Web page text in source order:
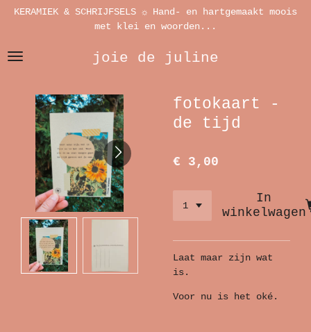
Ga
de
joie de juline
KERAMIEK & SCHRIJFSELS ☼ Hand- en hartgemaakt moois
met klei en woorden...
fotokaart -
de tijd
€ 3,00
In
winkelwagen
Laat maar zijn wat
is.
Voor nu is het oké.